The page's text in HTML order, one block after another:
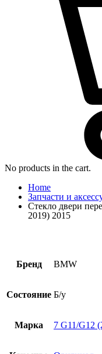
No products in the cart.
Home
Запчасти и
Стекло двери
2019) 2015
Бренд BMW
Состояние Б/у
Марка 7 G11/G12